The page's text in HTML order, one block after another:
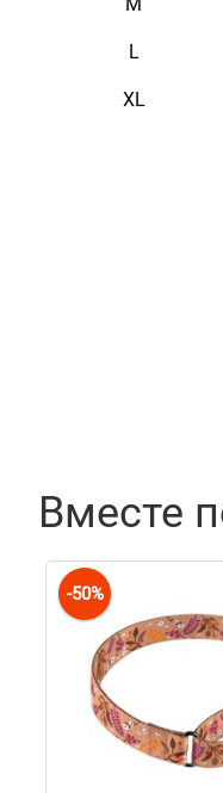
L
XL
Вместе
-50%